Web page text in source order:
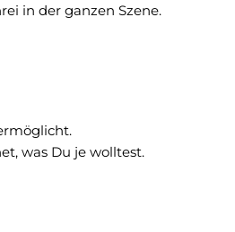
in der ganzen Szene.
was Du je wolltest.